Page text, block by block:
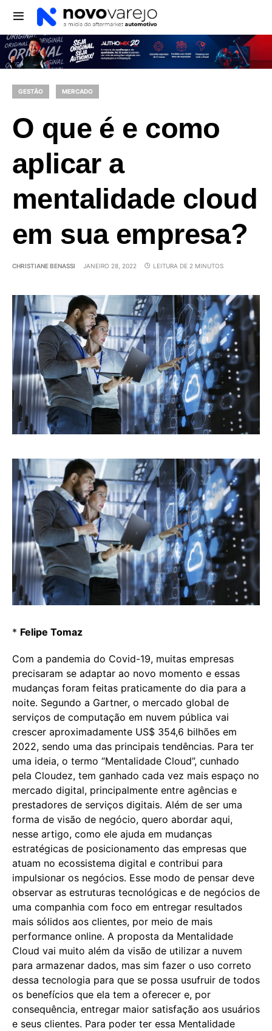
GESTÃO MERCADO
O que é e como
aplicar a
mentalidade cloud
em sua empresa?
CHRISTIANE BENASSI JANEIRO 28, 2022 LEITURA DE 2 MINUTOS
* Felipe Tomaz
Com a pandemia do Covid-19, muitas empresas
precisaram se adaptar ao novo momento e essas
mudanças foram feitas praticamente do dia para a
noite. Segundo a Gartner, o mercado global de
serviços de computação em nuvem pública vai
crescer aproximadamente US$ 354,6 bilhões em
2022, sendo uma das principais tendências. Para ter
uma ideia, o termo “Mentalidade Cloud”, cunhado
pela Cloudez, tem ganhado cada vez mais espaço no
mercado digital, principalmente entre agências e
prestadores de serviços digitais. Além de ser uma
forma de visão de negócio, quero abordar aqui,
nesse artigo, como ele ajuda em mudanças
estratégicas de posicionamento das empresas que
atuam no ecossistema digital e contribui para
impulsionar os negócios. Esse modo de pensar deve
observar as estruturas tecnológicas e de negócios de
uma companhia com foco em entregar resultados
mais sólidos aos clientes, por meio de mais
performance online. A proposta da Mentalidade
Cloud vai muito além da visão de utilizar a nuvem
para armazenar dados, mas sim fazer o uso correto
dessa tecnologia para que se possa usufruir de todos
os benefícios que ela tem a oferecer e, por
consequência, entregar maior satisfação aos usuários
e seus clientes. Para poder ter essa Mentalidade